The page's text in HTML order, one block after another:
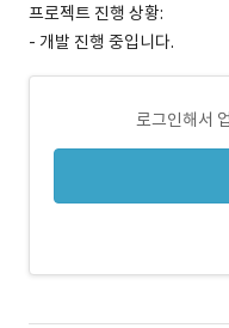
프로젝트 진행 상황:
- 개발 진행 중입니다.
로그인해서